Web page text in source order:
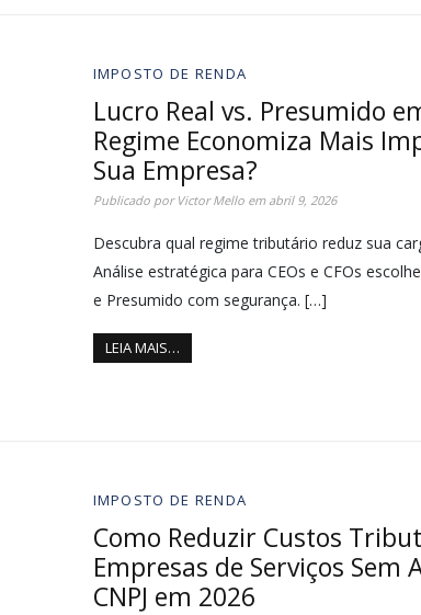
IMPOSTO DE RENDA
Lucro Real vs. Presumido
Regime Economiza Mais
Sua Empresa?
Publicado por Victor Melloem abril 9, 2026
Descubra qual regime tributário reduz sua
Análise estratégica para CEOs e CFOs
e Presumido com segurança. […]
LEIA MAIS…
IMPOSTO DE RENDA
Como Reduzir Custos
Empresas de Serviços Sem
CNPJ em 2026